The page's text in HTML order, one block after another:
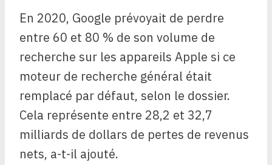
En 2020, Google prévoyait de perdre
entre 60 et 80 % de son volume de
recherche sur les appareils Apple si ce
moteur de recherche général était
remplacé par défaut, selon le dossier.
Cela représente entre 28,2 et 32,7
milliards de dollars de pertes de revenus
nets, a-t-il ajouté.